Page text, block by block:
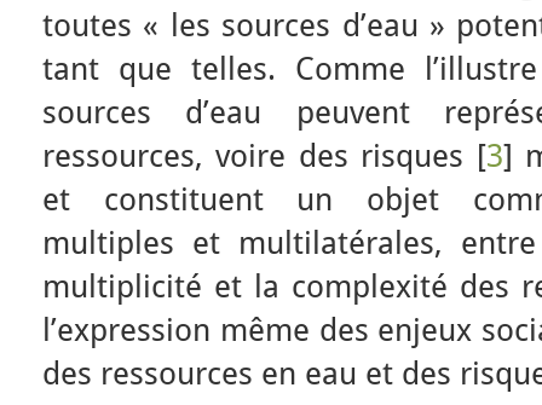
toutes « les sources d’eau »
tant que telles. Comme
sources d’eau peuvent
ressources, voire des risques [3]
et constituent un objet
multiples et multilatérales, entre
multiplicité et la complexité des
l’expression même des enjeux
des ressources en eau et des